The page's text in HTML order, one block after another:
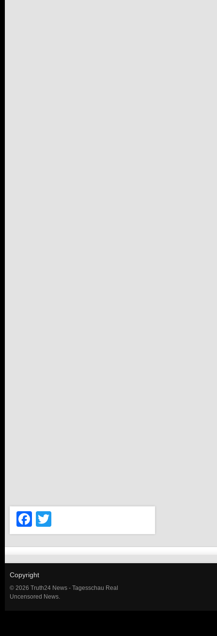
Facebook
Copyright
© 2026 Truth24 News - Tagesschau Real
Uncensored News.